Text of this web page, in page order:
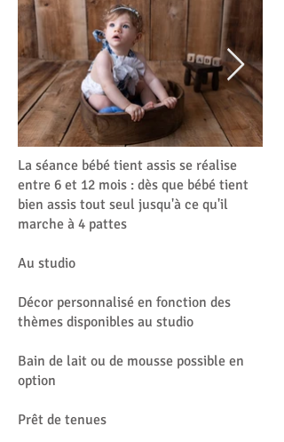
La séance bébé tient assis se réalise
entre 6 et 12 mois : dès que bébé tient
bien assis tout seul jusqu'à ce qu'il
marche à 4 pattes
Au studio
Décor personnalisé en fonction des
thèmes disponibles au studio
Bain de lait ou de mousse possible en
option
Prêt de tenues